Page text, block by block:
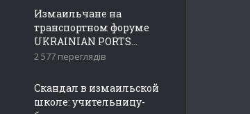
Измаильчане на
транспортном форуме
UKRAINIAN PORTS...
2 577 переглядів
Скандал в измаильской
школе: учительницу-